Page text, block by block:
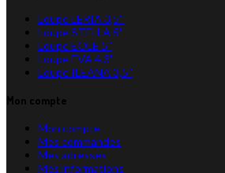
Loupe LERIA 3,5''
Loupe STELLA 5''
Loupe EOLE 5''
Loupe EVA 4,3''
Loupe ILEANA 3,5''
Mon compte
Mon compte
Mes commandes
Mes adresses
Mes informations